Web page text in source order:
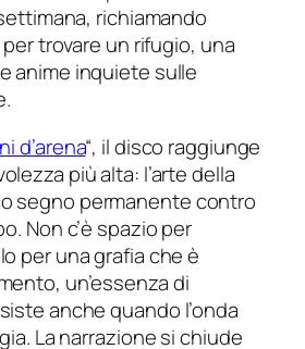
richiamando
per trovare un rifugio, una
anime inquiete sulle
d’arena“, il disco raggiunge
più alta: l’arte della
segno permanente contro
Non c’è spazio per
per una grafia che è
un’essenza di
anche quando l’onda
La narrazione si chiude